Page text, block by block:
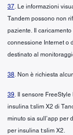
37. Le informazioni
Tandem possono non
paziente. Il
connessione Internet o
destinato al
38. Non è richiesta
39. Il sensore
insulina t:slim X2 di
minuto sia sull’app per
per insulina t:slim X2.